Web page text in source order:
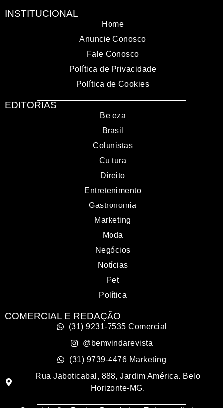
INSTITUCIONAL
Home
Anuncie Conosco
Fale Conosco
Política de Privacidade
Política de Cookies
EDITORIAS
Beleza
Brasil
Colunistas
Cultura
Direito
Entretenimento
Gastronomia
Marketing
Moda
Negócios
Notícias
Pet
Política
COMERCIAL E REDAÇÃO
(31) 9231-7535 Comercial
@bemvindarevista
(31) 9739-4476 Marketing
Rua Jaboticabal, 888, Jardim América. Belo
Horizonte-MG.